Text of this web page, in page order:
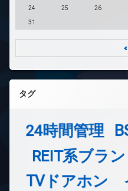
24 25 26
31
タグ
24時間管理
REIT系ブラ
TVドアホン